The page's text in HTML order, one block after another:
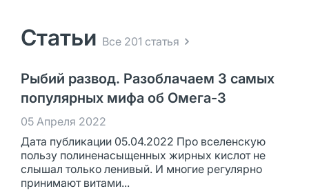
Статьи Все 201 статья
Рыбий развод. Разоблачаем 3 самых
популярных мифа об Омега-3
05 Апреля 2022
Дата публикации 05.04.2022 Про вселенскую
пользу полиненасыщенных жирных кислот не
слышал только ленивый. И многие регулярно
принимают витами...